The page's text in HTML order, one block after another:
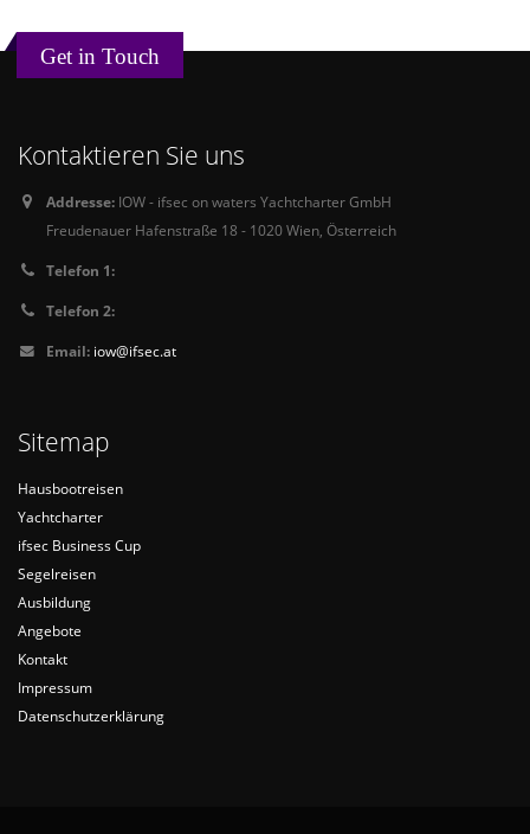
Get in Touch
Kontaktieren Sie uns
Addresse: IOW - ifsec on waters Yachtcharter GmbH
Freudenauer Hafenstraße 18 - 1020 Wien, Österreich
Telefon 1:
Telefon 2:
Email: iow@ifsec.at
Sitemap
Hausbootreisen
Yachtcharter
ifsec Business Cup
Segelreisen
Ausbildung
Angebote
Kontakt
Impressum
Datenschutzerklärung